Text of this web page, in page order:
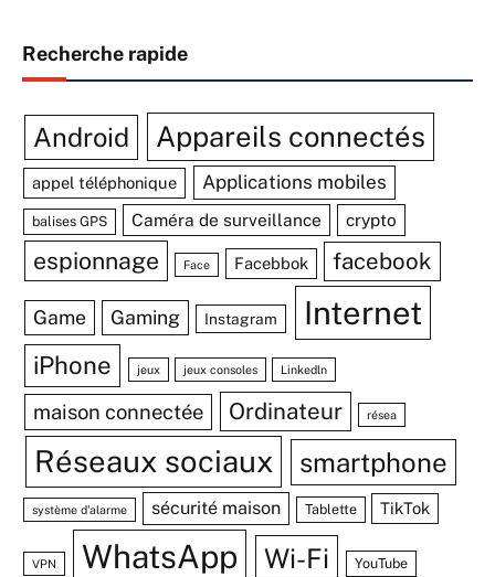
Recherche rapide
Android Appareils connectés
appel téléphonique Applications mobiles
balises GPS Caméra de surveillance crypto
espionnage Face Facebbok facebook
Game Gaming Instagram Internet
iPhone jeux jeux consoles Linkedln
maison connectée Ordinateur résea
Réseaux sociaux smartphone
système d'alarme sécurité maison Tablette TikTok
VPN WhatsApp Wi-Fi YouTube